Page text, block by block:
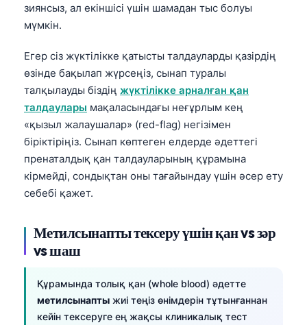
зиянсыз, ал екіншісі үшін шамадан тыс болуы
мүмкін.
Егер сіз жүктілікке қатысты талдауларды қазірдің
өзінде бақылап жүрсеңіз, сынап туралы
талқылауды біздің жүктілікке арналған қан
талдаулары мақаласындағы неғұрлым кең
«қызыл жалаушалар» (red-flag) негізімен
біріктіріңіз. Сынап көптеген елдерде әдеттегі
пренаталдық қан талдауларының құрамына
кірмейді, сондықтан оны тағайындау үшін әсер ету
себебі қажет.
Метилсынапты тексеру үшін қан vs зәр
vs шаш
Құрамында толық қан (whole blood) әдетте
метилсынапты жиі теңіз өнімдерін тұтынғаннан
кейін тексеруге ең жақсы клиникалық тест
සිංහල
Galego
Македонски јазик
Euskara
Gàidhlig
Occitan
العربية المغربية
Afrikaans
Монгол
Basa Jawa